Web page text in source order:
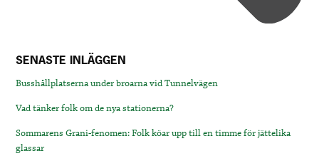
SENASTE INLÄGGEN
Busshållplatserna under broarna vid Tunnelvägen
Vad tänker folk om de nya stationerna?
Sommarens Grani-fenomen: Folk köar upp till en timme för jättelika
glassar